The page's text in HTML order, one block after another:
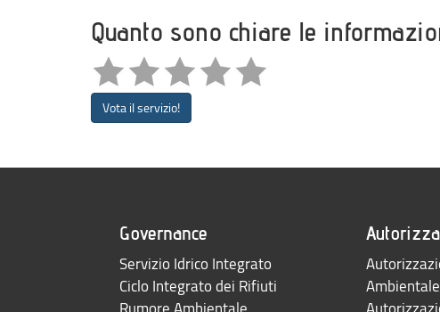
Quanto sono chiare le
Vota il servizio!
Governance
Servizio Idrico Integrato
Ciclo Integrato dei Rifiuti
Rumore Ambientale
Ambientale